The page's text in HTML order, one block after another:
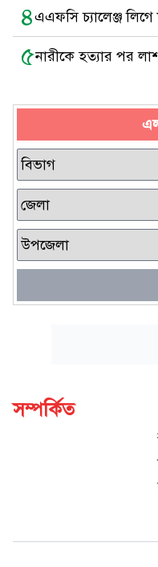
৪এএফসি চ্যালেঞ্জ লিগে
৫নারীকে হত্যার পর
সম্পর্কিত